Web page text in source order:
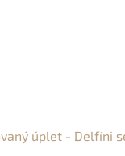
úplet - Delfíni